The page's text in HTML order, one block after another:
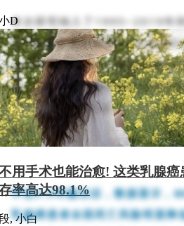
本次研究纳入了 1995~2019年
BRCA1突变携带者和1740名
人同时携带了BRCA1突变和BRCA2
者、BRCA2 突变携带者和双突变
（50.8%） 1001人（57.5%）和3
BSO。
中位5.5年随访后，数据显示，
乳腺癌患者全因死亡风险明显降
D
用手术也能治愈! 这类乳腺
率高达98.1%
, 小白